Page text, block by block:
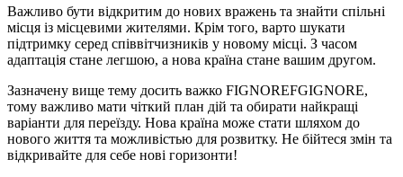
Важливо бути відкритим до нових вражень та знайти спільні
місця із місцевими жителями. Крім того, варто шукати
підтримку серед співвітчизників у новому місці. З часом
адаптація стане легшою, а нова країна стане вашим другом.
Зазначену вище тему досить важко FIGNOREFGIGNORE,
тому важливо мати чіткий план дій та обирати найкращі
варіанти для переїзду. Нова країна може стати шляхом до
нового життя та можливістью для розвитку. Не бійтеся змін та
відкривайте для себе нові горизонти!